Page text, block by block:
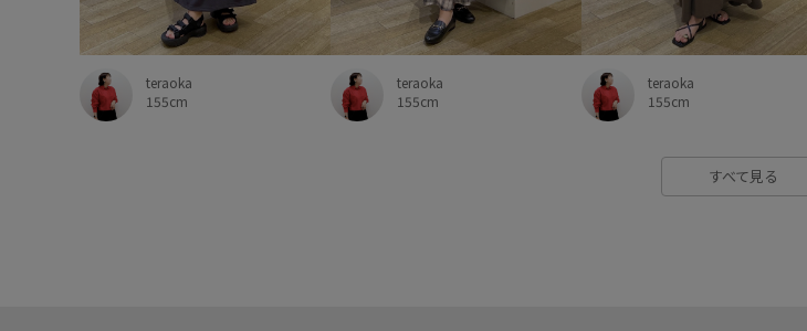
teraoka
155cm
teraoka
155cm
teraoka
155cm
すべて見る